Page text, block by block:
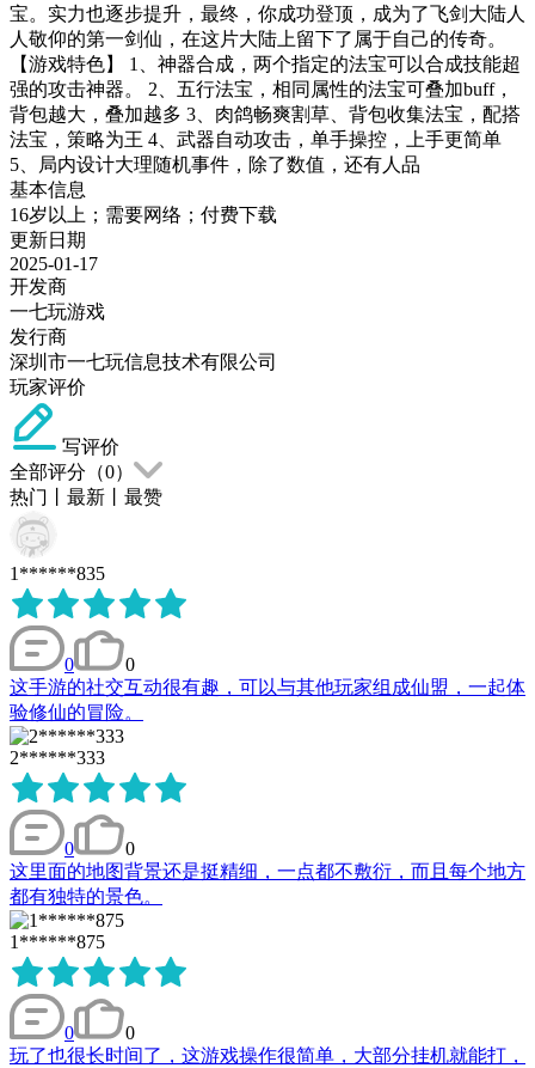
宝。实力也逐步提升，最终，你成功登顶，成为了飞剑大陆人
人敬仰的第一剑仙，在这片大陆上留下了属于自己的传奇。
【游戏特色】 1、神器合成，两个指定的法宝可以合成技能超
强的攻击神器。 2、五行法宝，相同属性的法宝可叠加buff，
背包越大，叠加越多 3、肉鸽畅爽割草、背包收集法宝，配搭
法宝，策略为王 4、武器自动攻击，单手操控，上手更简单
5、局内设计大理随机事件，除了数值，还有人品
基本信息
16岁以上；需要网络；付费下载
更新日期
2025-01-17
开发商
一七玩游戏
发行商
深圳市一七玩信息技术有限公司
玩家评价
写评价
全部评分（0）
热门
最新 最赞
1******835
0
0
这手游的社交互动很有趣，可以与其他玩家组成仙盟，一起体
验修仙的冒险。
2******333
0
0
这里面的地图背景还是挺精细，一点都不敷衍，而且每个地方
都有独特的景色。
1******875
0
0
玩了也很长时间了，这游戏操作很简单，大部分挂机就能打，